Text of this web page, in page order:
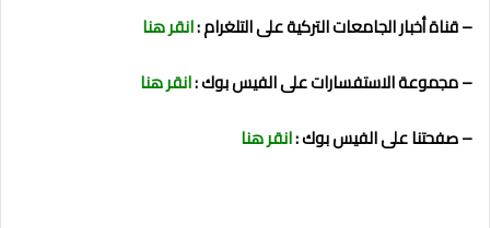
– قناة أخبار الجامعات التركية على التلغرام :انقر هنا
– مجموعة الاستفسارات على الفيس بوك :انقر هنا
– صفحتنا على الفيس بوك :انقر هنا